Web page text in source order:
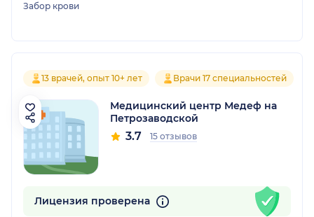
Забор крови
13 врачей, опыт 10+ лет Врачи 17 специальностей
Медицинский центр Медеф на
Петрозаводской
3.7 15 отзывов
Лицензия проверена